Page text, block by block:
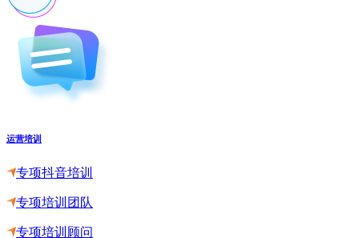
运营培训
专项抖音培训
专项培训团队
专项培训顾问